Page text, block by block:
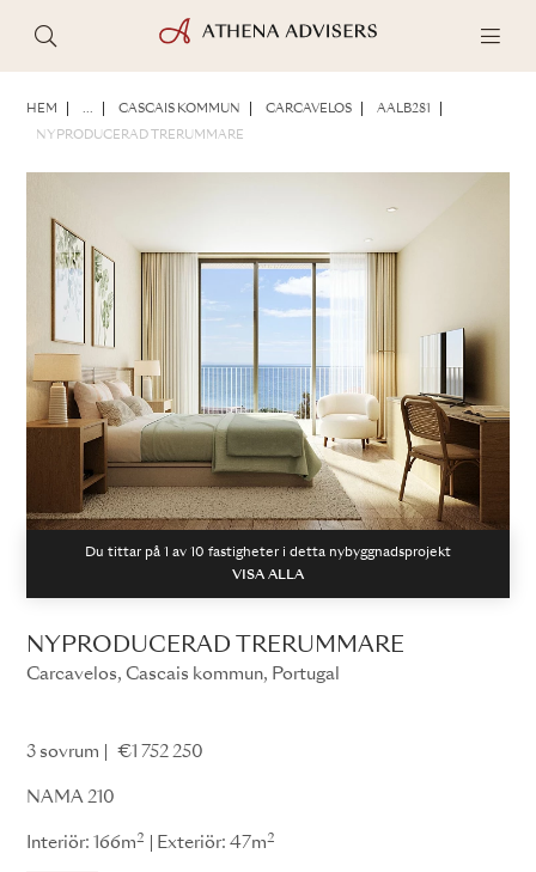
HEM ... CASCAIS KOMMUN CARCAVELOS AALB281
NYPRODUCERAD TRERUMMARE
Du tittar på 1 av 10 fastigheter i detta nybyggnadsprojekt
VISA ALLA
NYPRODUCERAD TRERUMMARE
Carcavelos, Cascais kommun, Portugal
3 sovrum €1 752 250
NAMA 210
Interiör: 166m2 Exteriör: 47m2